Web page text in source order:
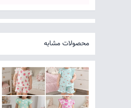
محصولات مشابه